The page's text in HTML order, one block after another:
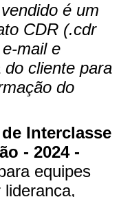
é um
CDR (.cdr
mail e
do cliente para
do
Interclasse
- 2024 -
equipes